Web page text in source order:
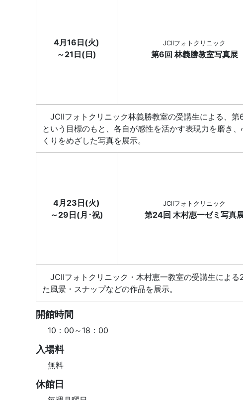
4月16日(火)
～21日(日)
JCIIフォトクリニック
第6回 林義勝教室写真展
JCIIフォトクリニック林義勝教室の受講生による、第
という目標のもと、各自が感性を活かす表現力を磨き
くりをめざした写真を展示。
4月23日(火)
～29日(月･祝)
JCIIフォトクリニック
第24回 木村惠一ゼミ写真
JCIIフォトクリニック・木村恵一教室の受講生によ
た風景・スナップなどの作品を展示。
開館時間
10：00～18：00
入場料
無料
休館日